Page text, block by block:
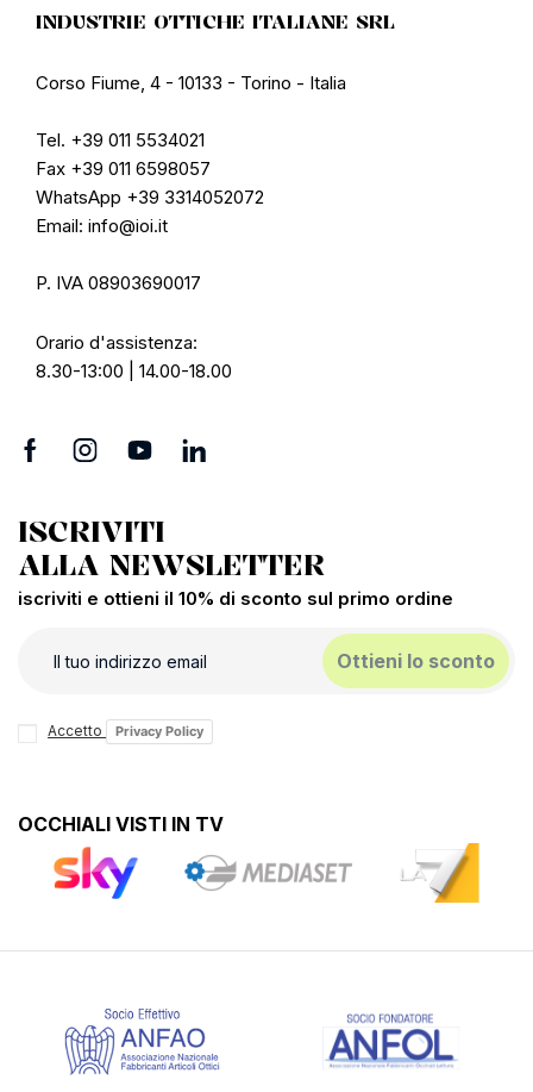
INDUSTRIE OTTICHE ITALIANE SRL
Corso Fiume, 4 - 10133 - Torino - Italia
Tel. +39 011 5534021
Fax +39 011 6598057
WhatsApp +39 3314052072
Email: info@ioi.it
P. IVA 08903690017
Orario d'assistenza:
8.30-13:00 | 14.00-18.00
ISCRIVITI
ALLA NEWSLETTER
iscriviti e ottieni il 10% di sconto sul primo ordine
Ottieni lo sconto
Accetto Privacy Policy
OCCHIALI VISTI IN TV